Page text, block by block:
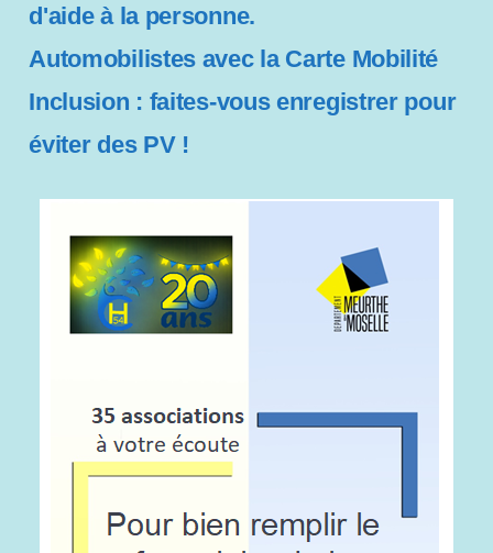
d'aide à la personne.
Automobilistes avec la Carte Mobilité
Inclusion : faites-vous enregistrer pour
éviter des PV !